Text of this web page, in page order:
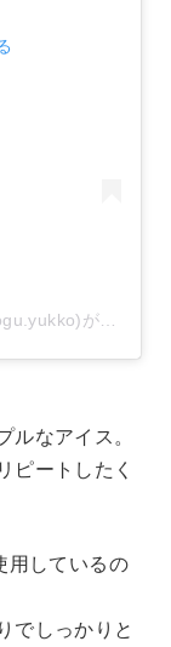
甘党スイーツ女子 ユ ッ コ(@mogu_mogu.yukko)がシェアした投稿
なアイス。
ピートしたく
用しているの
でしっかりと